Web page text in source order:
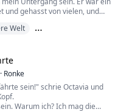
und gehasst von vielen, und
auf mir. Ich hatte nicht einmal
Welt
· Ronke
sein!" schrie Octavia und
Warum ich? Ich mag die